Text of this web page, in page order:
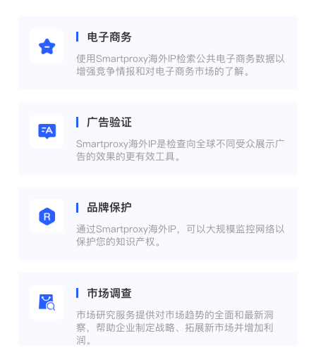
电子商务
使用Smartproxy海外IP检索公共电子商务数据以
增强竞争情报和对电子商务市场的了解。
广告验证
Smartproxy海外IP是检查向全球不同受众展示广
告的效果的更有效工具。
品牌保护
通过Smartproxy海外IP，可以大规模监控网络以
保护您的知识产权。
市场调查
市场研究服务提供对市场趋势的全面和最新洞
察，帮助企业制定战略、拓展新市场并增加利
润。